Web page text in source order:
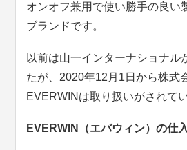
オンオフ兼用で使い勝手の良い
ブランドです。
以前は山一インターナショナル
たが、2020年12月1日から株式
EVERWINは取り扱いがされてい
EVERWIN（エバウィン）の仕